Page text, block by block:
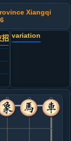
Xiangqi
招 variation